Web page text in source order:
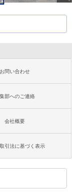
お問い合わせ
部へのご連絡
会社概要
引法に基づく表示